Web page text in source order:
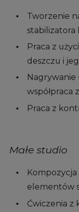
Tworzenie
stabilizatora
Praca z
deszczu i
Nagrywanie
współpraca
Praca z
Małe studio
elementów
Ćwiczenia z